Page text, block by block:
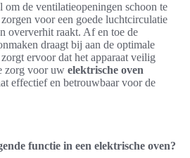
om de ventilatieopeningen schoon te
voor een goede luchtcirculatie
oververhit raakt. Af en toe de
draagt bij aan de optimale
ervoor dat het apparaat veilig
zorg voor uw elektrische oven
effectief en betrouwbaar voor de
functie in een elektrische oven?